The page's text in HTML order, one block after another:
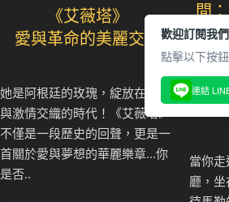
《艾薇塔》
愛與革命的美麗交響
她是阿根廷的玫瑰，綻放在權力
與激情交織的時代！《艾薇塔》
不僅是一段歷史的回聲，更是一
首關於愛與夢想的華麗樂章...你
是否..
間
《荷
當你走
廳，坐
歡迎訂閱我
點擊以下按
連結